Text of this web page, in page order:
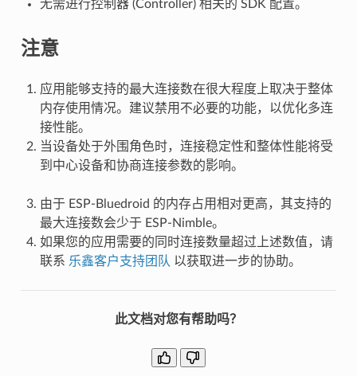
无需进行控制器 (Controller) 相关的 SDK 配置。
注意
应用能够支持的最大连接数在很大程度上取决于整体
内存使用情况。建议禁用不必要的功能，以优化多连
接性能。
当设备处于外围角色时，连接稳定性和整体性能将受
到中心设备和协商连接参数的影响。
由于 ESP-Bluedroid 的内存占用相对更高，其支持的
最大连接数会少于 ESP-Nimble。
如果您的应用需要的同时连接数量超过上述数值，请
联系 乐鑫客户支持团队 以获取进一步的协助。
此文档对您有帮助吗？